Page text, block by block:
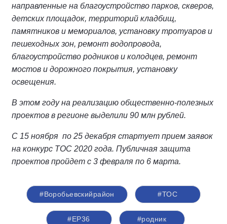
направленные на благоустройство парков, скверов,
детских площадок, территорий кладбищ,
памятников и мемориалов, установку тротуаров и
пешеходных зон, ремонт водопровода,
благоустройство родников и колодцев, ремонт
мостов и дорожного покрытия, установку
освещения.
В этом году на реализацию общественно-полезных
проектов в регионе выделили 90 млн рублей.
С 15 ноября по 25 декабря стартует прием заявок
на конкурс ТОС 2020 года. Публичная защита
проектов пройдет с 3 февраля по 6 марта.
#Воробьевскийрайон #ТОС
#ЕР36 #родник